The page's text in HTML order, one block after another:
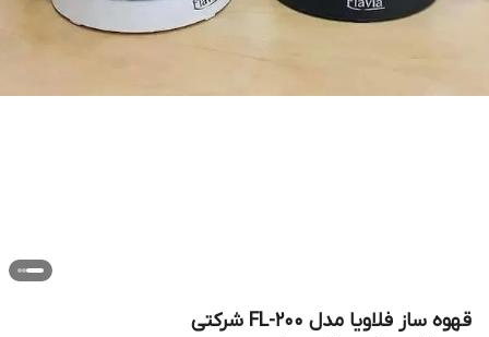
قهوه ساز فلاویا مدل FL-200 شرکتی